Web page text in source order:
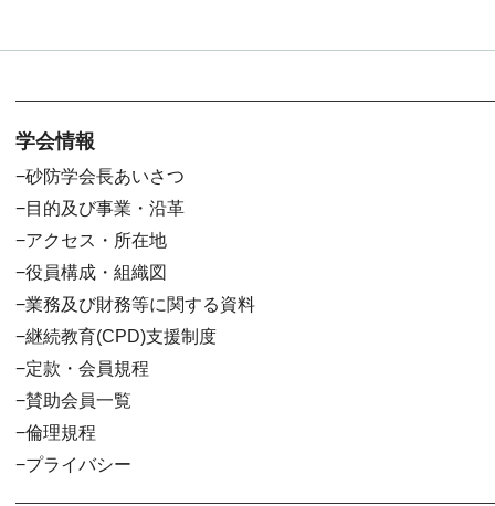
学会情報
砂防学会長あいさつ
目的及び事業・沿革
アクセス・所在地
役員構成・組織図
業務及び財務等に関する資料
継続教育(CPD)支援制度
定款・会員規程
賛助会員一覧
倫理規程
プライバシー